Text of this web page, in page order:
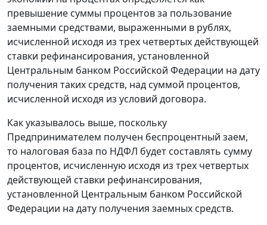
превышение суммы процентов за пользование
заемными средствами, выраженными в рублях,
исчисленной исходя из трех четвертых действующей
ставки рефинансирования, установленной
Центральным банком Российской Федерации на дату
получения таких средств, над суммой процентов,
исчисленной исходя из условий договора.
Как указывалось выше, поскольку
Предпринимателем получен беспроцентный заем,
то налоговая база по НДФЛ будет составлять сумму
процентов, исчисленную исходя из трех четвертых
действующей ставки рефинансирования,
установленной Центральным банком Российской
Федерации на дату получения заемных средств.